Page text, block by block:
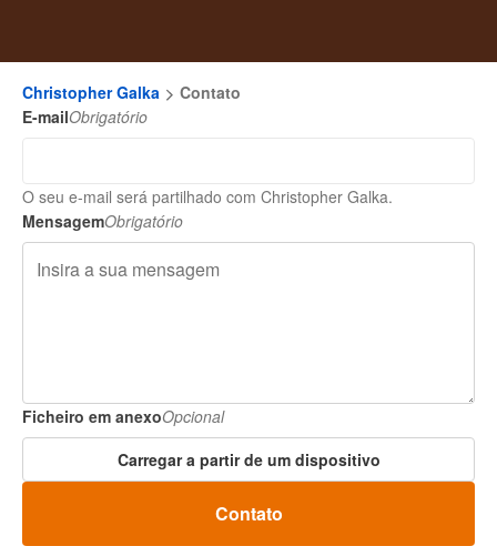
Christopher Galka
Contato
E-mailObrigatório
O seu e-mail será partilhado com Christopher Galka.
MensagemObrigatório
Ficheiro em anexoOpcional
Carregar a partir de um dispositivo
Contato